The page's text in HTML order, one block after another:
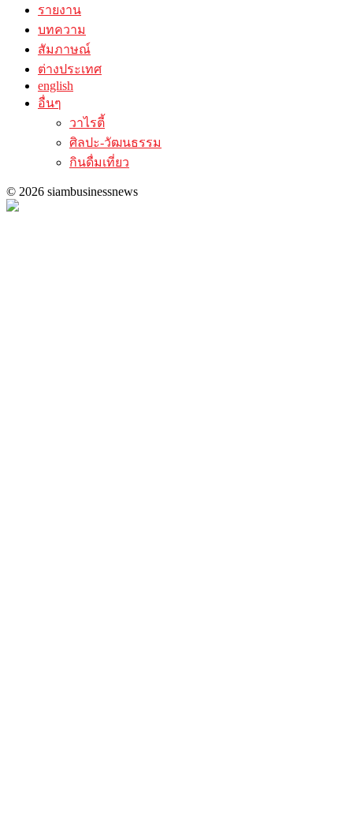
รายงาน
บทความ
สัมภาษณ์
ต่างประเทศ
english
อื่นๆ
วาไรตี้
ศิลปะ-วัฒนธรรม
กินดื่มเที่ยว
© 2026 siambusinessnews